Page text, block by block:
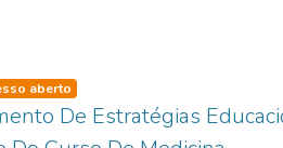
type
aberto
De Estratégias